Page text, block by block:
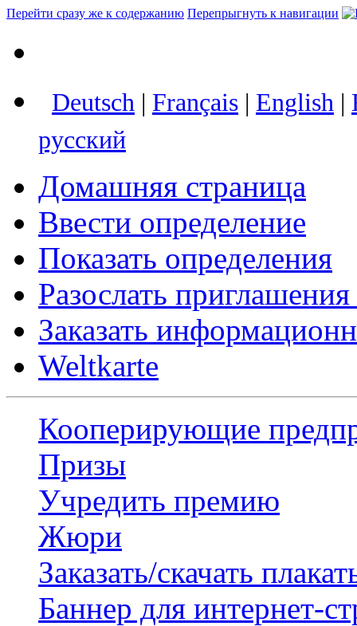
Перейти сразу же к содержанию Перепрыгнуть к навигации
Deutsch | Français | English |
русский
Домашняя страница
Ввести определение
Показать определения
Разослать
Заказать
Weltkarte
Кооперирующие
Призы
Учредить премию
Жюри
Заказать/скачать
Баннер для интернет-